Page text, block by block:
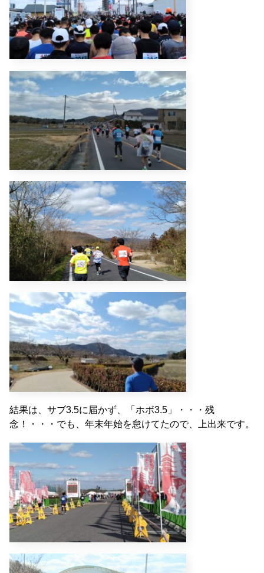
結果は、サブ3.5に届かず、「ホボ3.5」・・・残
念！・・・でも、年末年始を怠けてたので、上出来です。